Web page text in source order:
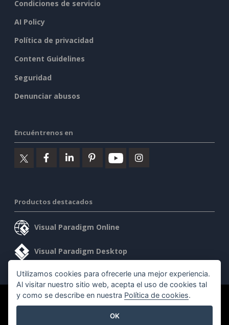
Condiciones de servicio
AI Policy
Política de privacidad
Content Guidelines
Seguridad
Denunciar abusos
Encuéntrenos en
Productos destacados
Visual Paradigm Online
Visual Paradigm Desktop
©2026 by Visual Paradigm. Todos los derechos reservados.
Utilizamos cookies para ofrecerle una mejor experiencia.
Al visitar nuestro sitio web, acepta el uso de cookies tal
y como se describe en nuestra Política de cookies.
OK